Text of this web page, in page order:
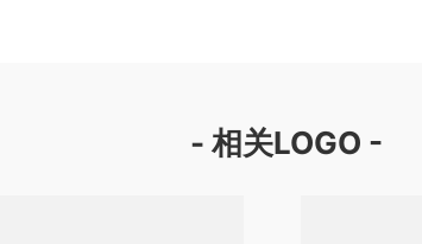
- 相关LOGO -